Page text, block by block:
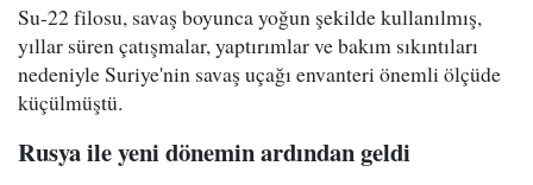
Su-22 filosu, savaş boyunca yoğun şekilde kullanılmış,
yıllar süren çatışmalar, yaptırımlar ve bakım sıkıntıları
nedeniyle Suriye'nin savaş uçağı envanteri önemli ölçüde
küçülmüştü.
Rusya ile yeni dönemin ardından geldi